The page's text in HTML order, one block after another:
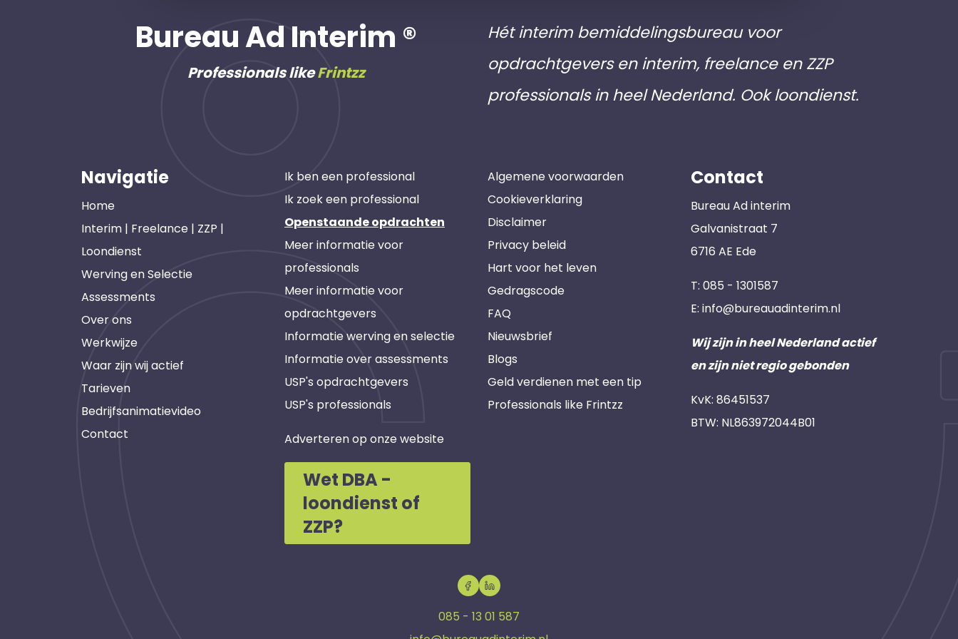
Bureau Ad Interim ®
Professionals likeFrintzz
Hét interim bemiddelingsbureau voor
opdrachtgevers en interim, freelance en ZZP
professionals in heel Nederland. Ook loondienst.
Navigatie
Home
Interim | Freelance | ZZP |
Loondienst
Werving en Selectie
Assessments
Over ons
Werkwijze
Waar zijn wij actief
Tarieven
Bedrijfsanimatievideo
Contact
Ik ben een professional
Ik zoek een professional
Openstaande opdrachten
Meer informatie voor
professionals
Meer informatie voor
opdrachtgevers
Informatie werving en selectie
Informatie over assessments
USP's opdrachtgevers
USP's professionals
Adverteren op onze website
Wet DBA -
loondienst of
ZZP?
Algemene voorwaarden
Cookieverklaring
Disclaimer
Privacy beleid
Hart voor het leven
Gedragscode
FAQ
Nieuwsbrief
Blogs
Geld verdienen met een tip
Professionals like Frintzz
Contact
Bureau Ad interim
Galvanistraat 7
6716 AE Ede
T: 085 - 1301587
E: info@bureauadinterim.nl
Wij zijn in heel Nederland actief
en zijn niet regio gebonden
KvK: 86451537
BTW: NL863972044B01
085 - 13 01 587